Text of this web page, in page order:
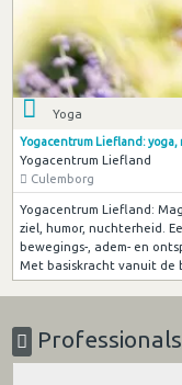
Yoga
Yogacentrum Liefland:
Yogacentrum Liefland
Culemborg
Yogacentrum Liefland:
ziel, humor, nuchterheid.
bewegings-, adem- en
Met basiskracht vanuit de